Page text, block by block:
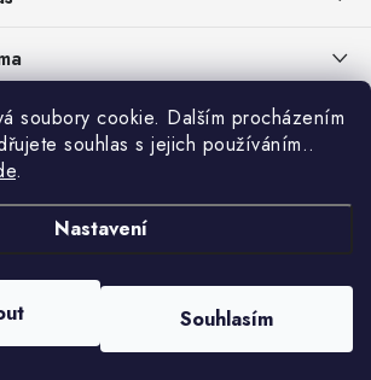
soubory cookie. Dalším procházením
souhlas s jejich používáním..
.
Nastavení
Souhlasím
Vytvořil Shoptet
PRACOVNÍ ODĚVY s.r.o. . Všechna práva vyhrazena.